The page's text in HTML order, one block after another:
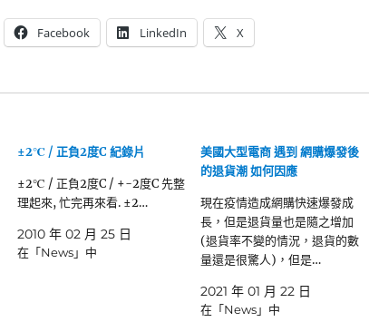
Facebook LinkedIn X
±2℃ / 正負2度C 紀錄片
±2℃ / 正負2度C / +-2度C 先整
理起來, 忙完再來看. ±2…
2010 年 02 月 25 日
在「News」中
美國大型電商 遇到 網購爆發後
的退貨潮 如何因應
現在疫情造成網購快速爆發成
長，但是退貨量也是隨之增加
(退貨率不變的情況，退貨的數
量還是很驚人)，但是…
2021 年 01 月 22 日
在「News」中